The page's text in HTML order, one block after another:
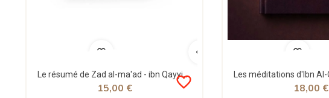
Le résumé de Zad al-ma'ad - ibn Qayyim - Dar al muslim
favorite_border
15,00 € 18,00 €